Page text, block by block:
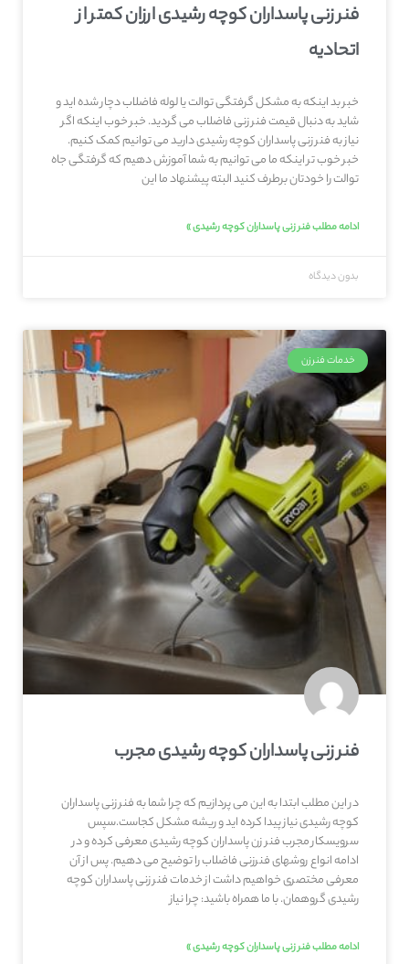
فنر زنی پاسداران کوچه رشیدی ارزان کمتر از
اتحادیه
خبر بد اینکه به مشکل گرفتگی توالت یا لوله فاضلاب دچار شده اید و
شاید به دنبال قیمت فنر زنی فاضلاب می گردید. خبر خوب اینکه اگر
نیاز به فنر زنی پاسداران کوچه رشیدی دارید می توانیم کمک کنیم.
خبر خوب تر اینکه ما می توانیم به شما آموزش دهیم که گرفتگی جاه
توالت را خودتان برطرف کنید البته پیشنهاد ما این
ادامه مطلب فنر زنی پاسداران کوچه رشیدی »
بدون دیدگاه
خدمات فنرزن
فنر زنی پاسداران کوچه رشیدی مجرب
در این مطلب ابتدا به این می پردازیم که چرا شما به فنر زنی پاسداران
کوچه رشیدی نیاز پیدا کرده اید و ریشه مشکل کجاست.سپس
سرویسکار مجرب فنر زن پاسداران کوچه رشیدی معرفی کرده و در
ادامه انواع روشهای فنرزنی فاضلاب را توضیح می دهیم. پس از آن
معرفی مختصری خواهیم داشت از خدمات فنر زنی پاسداران کوچه
رشیدی گروهمان. با ما همراه باشید: چرا نیاز
ادامه مطلب فنر زنی پاسداران کوچه رشیدی »